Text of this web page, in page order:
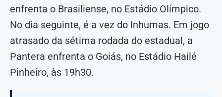
enfrenta o Brasiliense, no Estádio Olímpico.
No dia seguinte, é a vez do Inhumas. Em jogo
atrasado da sétima rodada do estadual, a
Pantera enfrenta o Goiás, no Estádio Hailé
Pinheiro, às 19h30.